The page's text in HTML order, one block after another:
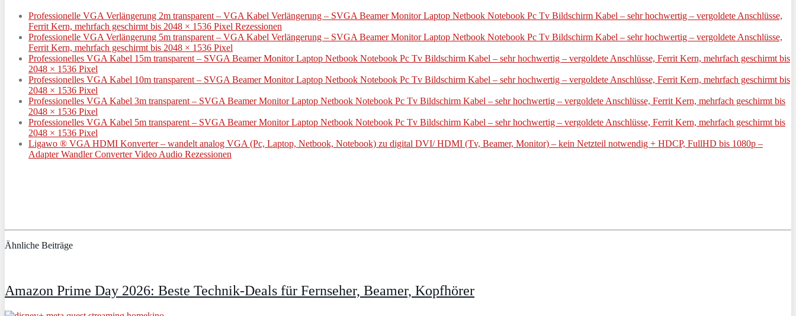
Professionelle VGA Verlängerung 2m transparent – VGA Kabel Verlängerung – SVGA Beamer Monitor Laptop Netbook Notebook Pc Tv Bildschirm Kabel – sehr hochwertig – vergoldete Anschlüsse,
Ferrit Kern, mehrfach geschirmt bis 2048 × 1536 Pixel Rezessionen
Professionelle VGA Verlängerung 5m transparent – VGA Kabel Verlängerung – SVGA Beamer Monitor Laptop Netbook Notebook Pc Tv Bildschirm Kabel – sehr hochwertig – vergoldete Anschlüsse,
Ferrit Kern, mehrfach geschirmt bis 2048 × 1536 Pixel
Professionelles VGA Kabel 15m transparent – SVGA Beamer Monitor Laptop Netbook Notebook Pc Tv Bildschirm Kabel – sehr hochwertig – vergoldete Anschlüsse, Ferrit Kern, mehrfach geschirmt bis
2048 × 1536 Pixel
Professionelles VGA Kabel 10m transparent – SVGA Beamer Monitor Laptop Netbook Notebook Pc Tv Bildschirm Kabel – sehr hochwertig – vergoldete Anschlüsse, Ferrit Kern, mehrfach geschirmt bis
2048 × 1536 Pixel
Professionelles VGA Kabel 3m transparent – SVGA Beamer Monitor Laptop Netbook Notebook Pc Tv Bildschirm Kabel – sehr hochwertig – vergoldete Anschlüsse, Ferrit Kern, mehrfach geschirmt bis
2048 × 1536 Pixel
Professionelles VGA Kabel 5m transparent – SVGA Beamer Monitor Laptop Netbook Notebook Pc Tv Bildschirm Kabel – sehr hochwertig – vergoldete Anschlüsse, Ferrit Kern, mehrfach geschirmt bis
2048 × 1536 Pixel
Ligawo ® VGA HDMI Konverter – wandelt analog VGA (Pc, Laptop, Netbook, Notebook) zu digital DVI/ HDMI (Tv, Beamer, Monitor) – kein Netzteil notwendig + HDCP, FullHD bis 1080p –
Adapter Wandler Converter Video Audio Rezessionen
Ähnliche Beiträge
Amazon Prime Day 2026: Beste Technik-Deals für Fernseher, Beamer, Kopfhörer